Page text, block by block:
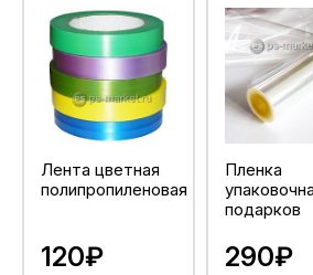
Лента цветная
полипропиленовая
120₽
Пленка
подарков
290₽